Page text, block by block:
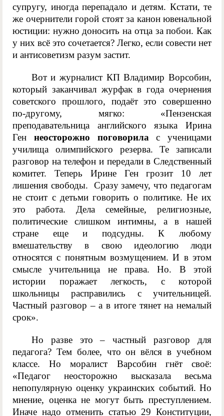
супругу, иногда перепадало и детям. Кстати, те
же очернители горой стоят за канон ювенальной
юстиции: нужно доносить на отца за побои. Как
у них всё это сочетается? Легко, если совести нет
и антисоветизм разум застит.
Вот и журналист КП Владимир Ворсобин,
который заканчивал журфак в года очернения
советского прошлого, подаёт это совершенно
по-другому, мягко: «Пензенская
преподавательница английского языка Ирина
Ген неосторожно поговорила с ученицами
училища олимпийского резерва. Те записали
разговор на телефон и передали в Следственный
комитет. Теперь Ирине Ген грозит 10 лет
лишения свободы. Сразу замечу, что педагогам
не стоит с детьми говорить о политике. Не их
это работа. Дела семейные, религиозные,
политические слишком интимны, а в нашей
стране еще и подсудны. К любому
вмешательству в свою идеологию люди
относятся с понятным возмущением. И в этом
смысле учительница не права. Но. В этой
истории поражает легкость, с которой
школьницы расправились с учительницей.
Частный разговор – а в итоге тянет на немалый
срок».
Но разве это – частный разговор для
педагога? Тем более, что он вёлся в учебном
классе. Но моралист Варсобин гнёт своё:
«Педагог неосторожно высказала весьма
непопулярную оценку украинских событий. Но
мнение, оценка не могут быть преступлением.
Иначе надо отменить статью 29 Конституции,